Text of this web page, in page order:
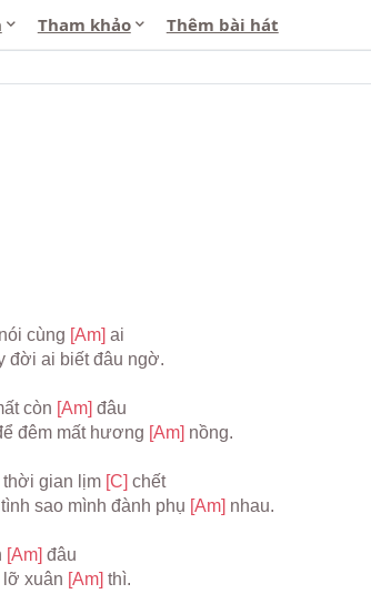
Tham khảo Thêm bài hát
cùng [Am] ai
đời ai biết đâu ngờ.
còn [Am] đâu
đêm mất hương [Am] nồng.
thời gian lịm [C] chết
sao mình đành phụ [Am] nhau.
[Am] đâu
lỡ xuân [Am] thì.